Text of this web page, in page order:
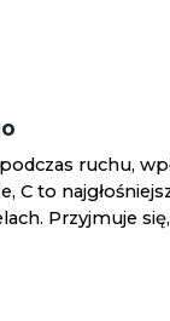
ruchu,
C to
Przyjmuje się,